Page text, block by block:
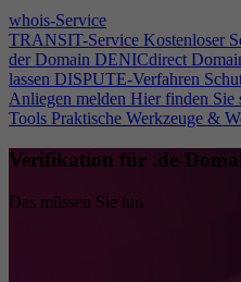
whois-Service
TRANSIT-Service Kostenloser
der Domain DENICdirect
lassen DISPUTE-Verfahren
Anliegen melden Hier finden Sie
Tools Praktische Werkzeuge &
Verifikation für .de-
Das müssen Sie tun